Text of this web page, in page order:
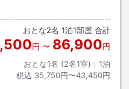
おとな2名 1泊1部屋 合計
円 〜 86,900円
おとな1名 (2名1室)｜ 1泊
税込 35,750円〜43,450円